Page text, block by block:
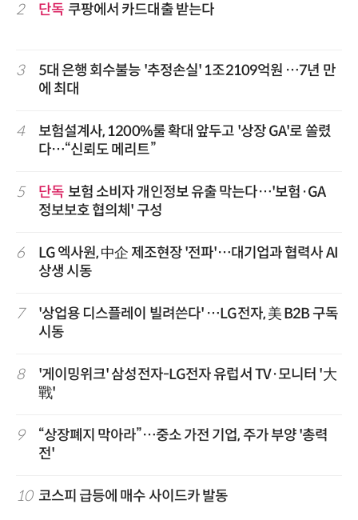
2 단독 쿠팡에서 카드대출 받는다
3
5대 은행 회수불능 '추정손실' 1조2109억원 …7년 만
에 최대
4
보험설계사, 1200%룰 확대 앞두고 '상장 GA'로 쏠렸
다…“신뢰도 메리트”
5 단독 보험 소비자 개인정보 유출 막는다…'보험·GA
정보보호 협의체' 구성
6
LG 엑사원, 中企 제조현장 '전파'…대기업과 협력사 AI
상생 시동
7
'상업용 디스플레이 빌려쓴다' …LG전자, 美 B2B 구독
시동
8
'게이밍위크' 삼성전자-LG전자 유럽서 TV·모니터 '大
戰'
9
“상장폐지 막아라”…중소 가전 기업, 주가 부양 '총력
전'
10 코스피 급등에 매수 사이드카 발동